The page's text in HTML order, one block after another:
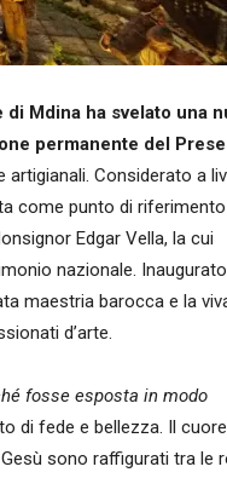
Mdina ha svelato una
permanente del
Considerato a
come punto di
Edgar Vella, la cui
nazionale. Inaugurato
maestria barocca e la
d’arte.
fosse esposta in modo
di fede e bellezza. Il cuore
sono raffigurati tra le